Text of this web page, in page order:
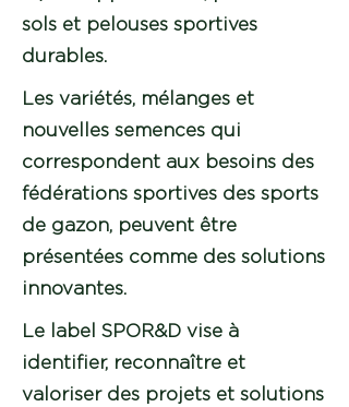
sols et pelouses sportives
durables.
Les variétés, mélanges et
nouvelles semences qui
correspondent aux besoins des
fédérations sportives des sports
de gazon, peuvent être
présentées comme des solutions
innovantes.
Le label SPOR&D vise à
identifier, reconnaître et
valoriser des projets et solutions